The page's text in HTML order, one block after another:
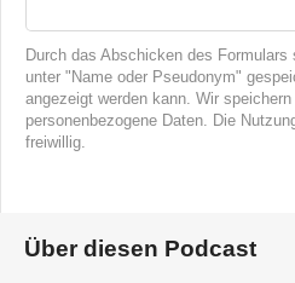
Durch das Abschicken des
unter "Name oder Pseudonym"
angezeigt werden kann. Wir
personenbezogene Daten. Die
freiwillig.
Über diesen Podcast